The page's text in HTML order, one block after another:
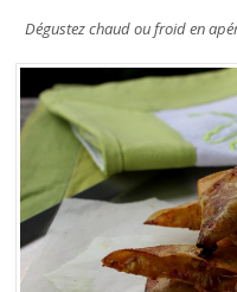
Dégustez chaud ou froid en